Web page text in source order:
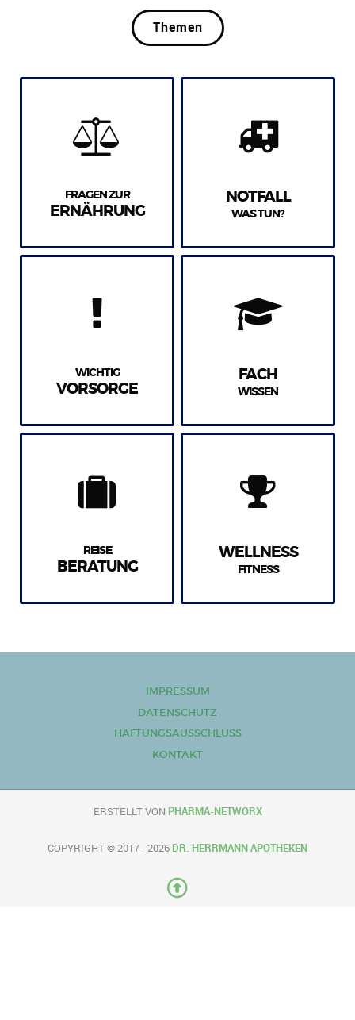
Themen
FRAGEN ZUR
ERNÄHRUNG
NOTFALL
WAS TUN?
WICHTIG
VORSORGE
FACH
WISSEN
REISE
BERATUNG
WELLNESS
FITNESS
IMPRESSUM
DATENSCHUTZ
HAFTUNGSAUSSCHLUSS
KONTAKT
ERSTELLT VON PHARMA-NETWORX
COPYRIGHT © 2017 - 2026 DR. HERRMANN APOTHEKEN